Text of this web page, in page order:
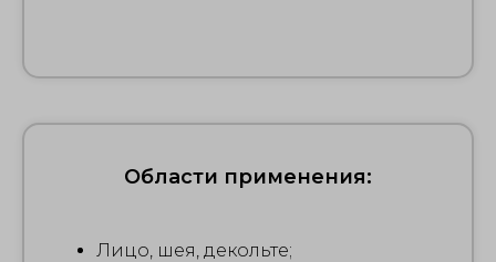
Области применения:
Лицо, шея, декольте;